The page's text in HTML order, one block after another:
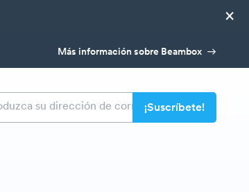
×
Más información sobre Beambox